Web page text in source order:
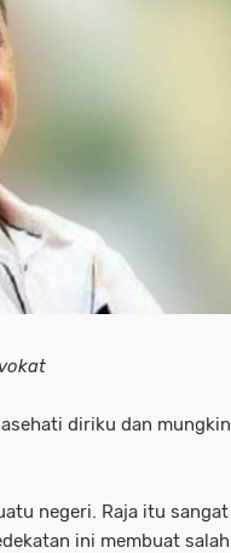
diriku dan mungkin
negeri. Raja itu sangat
ini membuat salah